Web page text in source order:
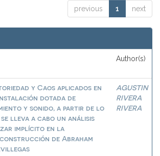
previous 1 next
Author(s)
y Caos aplicados en
dotada de
y sonido, a partir de lo
lleva a cabo un análisis
implícito en la
de Abraham
AGUSTIN
RIVERA
RIVERA